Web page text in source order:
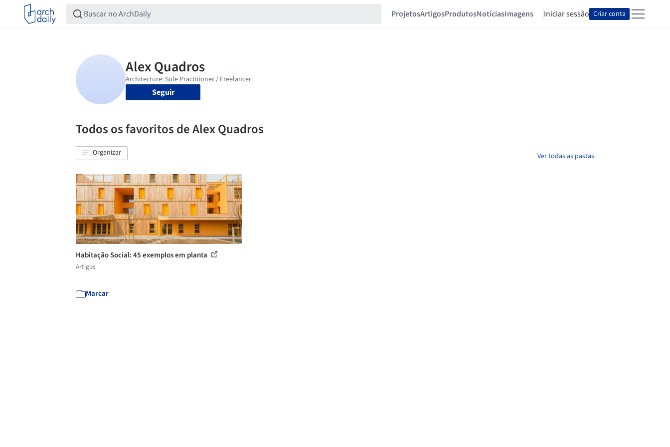
ProjetosArtigosProdutosNotíciasImagens Iniciar sessão Criar conta
Seguir
Todos os favoritos de Alex Quadros
Organizar Ver todas as pastas
Habitação Social: 45 exemplos em planta
Artigos
Marcar